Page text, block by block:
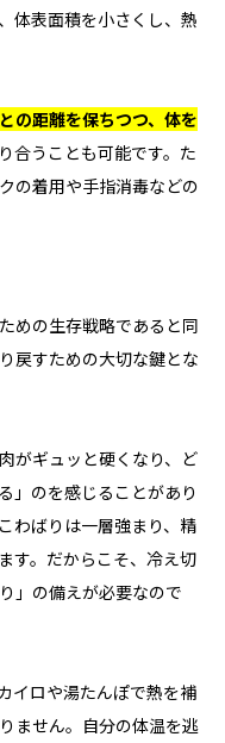
体表面積を小さくし、熱
の距離を保ちつつ、体を
合うことも可能です。た
の着用や手指消毒などの
めの生存戦略であると同
戻すための大切な鍵とな
がギュッと硬くなり、ど
」のを感じることがあり
わばりは一層強まり、精
す。だからこそ、冷え切
」の備えが必要なので
イロや湯たんぽで熱を補
ません。自分の体温を逃